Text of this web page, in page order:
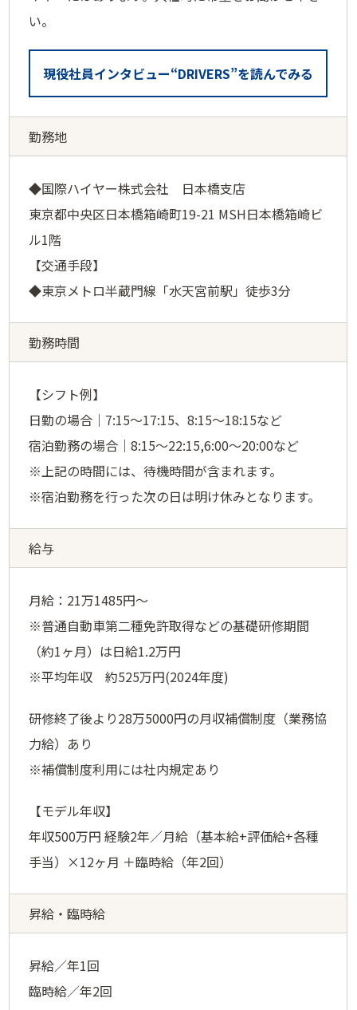
い。
現役社員インタビュー“DRIVERS”を読んでみる
勤務地
◆国際ハイヤー株式会社 日本橋支店
東京都中央区日本橋箱崎町19-21 MSH日本橋箱崎ビ
ル1階
【交通手段】
◆東京メトロ半蔵門線「水天宮前駅」徒歩3分
勤務時間
【シフト例】
日勤の場合｜7:15～17:15、8:15～18:15など
宿泊勤務の場合｜8:15～22:15,6:00～20:00など
※上記の時間には、待機時間が含まれます。
※宿泊勤務を行った次の日は明け休みとなります。
給与
月給：21万1485円〜
※普通自動車第二種免許取得などの基礎研修期間
（約1ヶ月）は日給1.2万円
※平均年収 約525万円(2024年度)
研修終了後より28万5000円の月収補償制度（業務協
力給）あり
※補償制度利用には社内規定あり
【モデル年収】
年収500万円 経験2年／月給（基本給+評価給+各種
手当）×12ヶ月 ＋臨時給（年2回）
昇給・臨時給
昇給／年1回
臨時給／年2回